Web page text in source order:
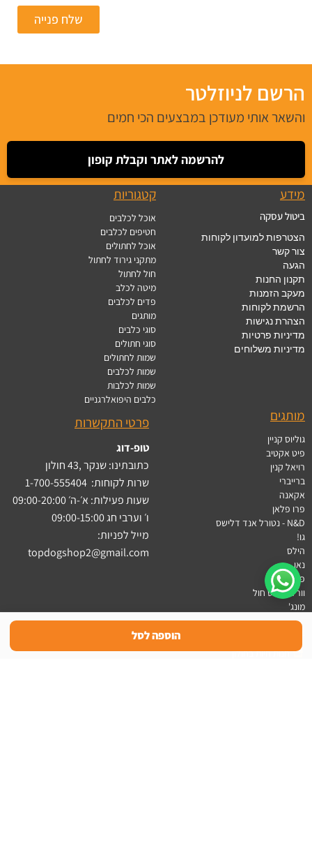
שלח פנייה
הרשם לניוזלטר
והשאר אותי מעודכן במבצעים הכי חמים
להרשמה לאתר וקבלת קופון
מידע
ביטול עסקה
הצטרפות למועדון לקוחות
צור קשר
הגעה
תקנון החנות
מעקב הזמנות
הרשמת לקוחות
הצהרת נגישות
מדיניות פרטיות
מדיניות משלוחים
קטגוריות
אוכל לכלבים
חטיפים לכלבים
אוכל לחתולים
מתקני גירוד לחתול
חול לחתול
מיטה לכלב
פדים לכלבים
מותגים
סוגי כלבים
סוגי חתולים
שמות לחתולים
שמות לכלבים
שמות לכלבות
כלבים היפואלרגניים
מותגים
גוליוס קניין
פיט אקטיב
רויאל קנין
ברייברי
אקאנה
פרו פלאן
N&D - נטורל אנד דלישס
גו!
הילס
נאו
פריסקיז
וורלד בסט חול
מונג'
פרטי התקשרות
טופ-דוג
כתובתינו: שנקר ,43 חולון
שרות לקוחות: 1-700-555404
שעות פעילות: א׳-ה׳ 09:00-20:00
ו׳ וערבי חג 09:00-15:00
מייל לפניות:
topdogshop2@gmail.com
סניפים
חנות חיות בחולון
בקרו אותנו גם ב:הוספה לסל